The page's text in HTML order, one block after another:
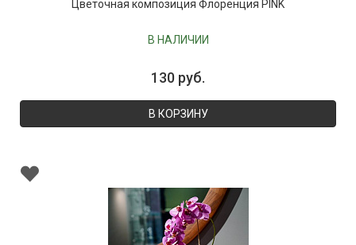
Цветочная композиция Флоренция PINK
В НАЛИЧИИ
130 руб.
В КОРЗИНУ